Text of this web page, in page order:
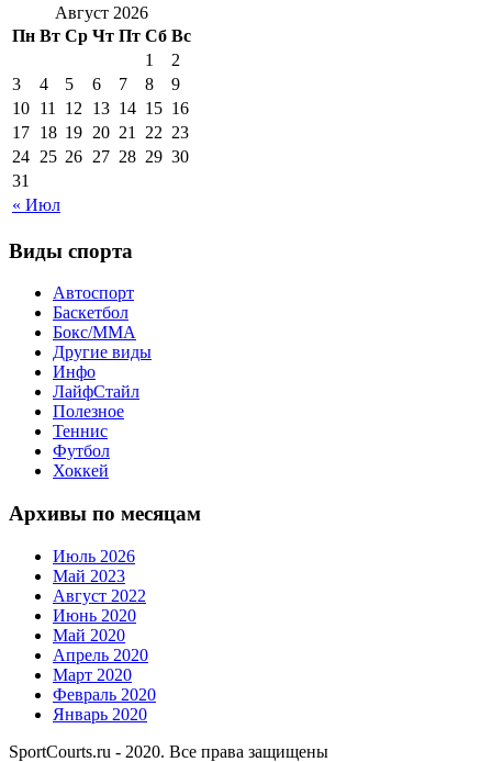
Август 2026
Пн Вт Ср Чт Пт Сб Вс
« Июл
1
2
3
4 5 6 7 8
9
10 11 12 13 14 15 16
17 18 19 20 21 22 23
24 25 26 27 28 29 30
31
Виды спорта
Автоспорт
Баскетбол
Бокс/MMA
Другие виды
Инфо
ЛайфСтайл
Полезное
Теннис
Футбол
Хоккей
Архивы по месяцам
Июль 2026
Май 2023
Август 2022
Июнь 2020
Май 2020
Апрель 2020
Март 2020
Февраль 2020
Январь 2020
SportCourts.ru - 2020. Все права защищены